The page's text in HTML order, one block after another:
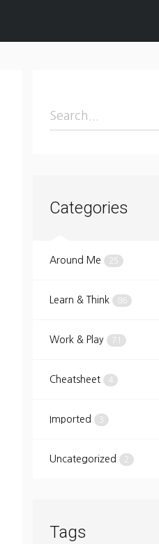
Categories
Around Me 25
Learn & Think 86
Work & Play 71
Cheatsheet 4
Imported 3
Uncategorized 2
Tags